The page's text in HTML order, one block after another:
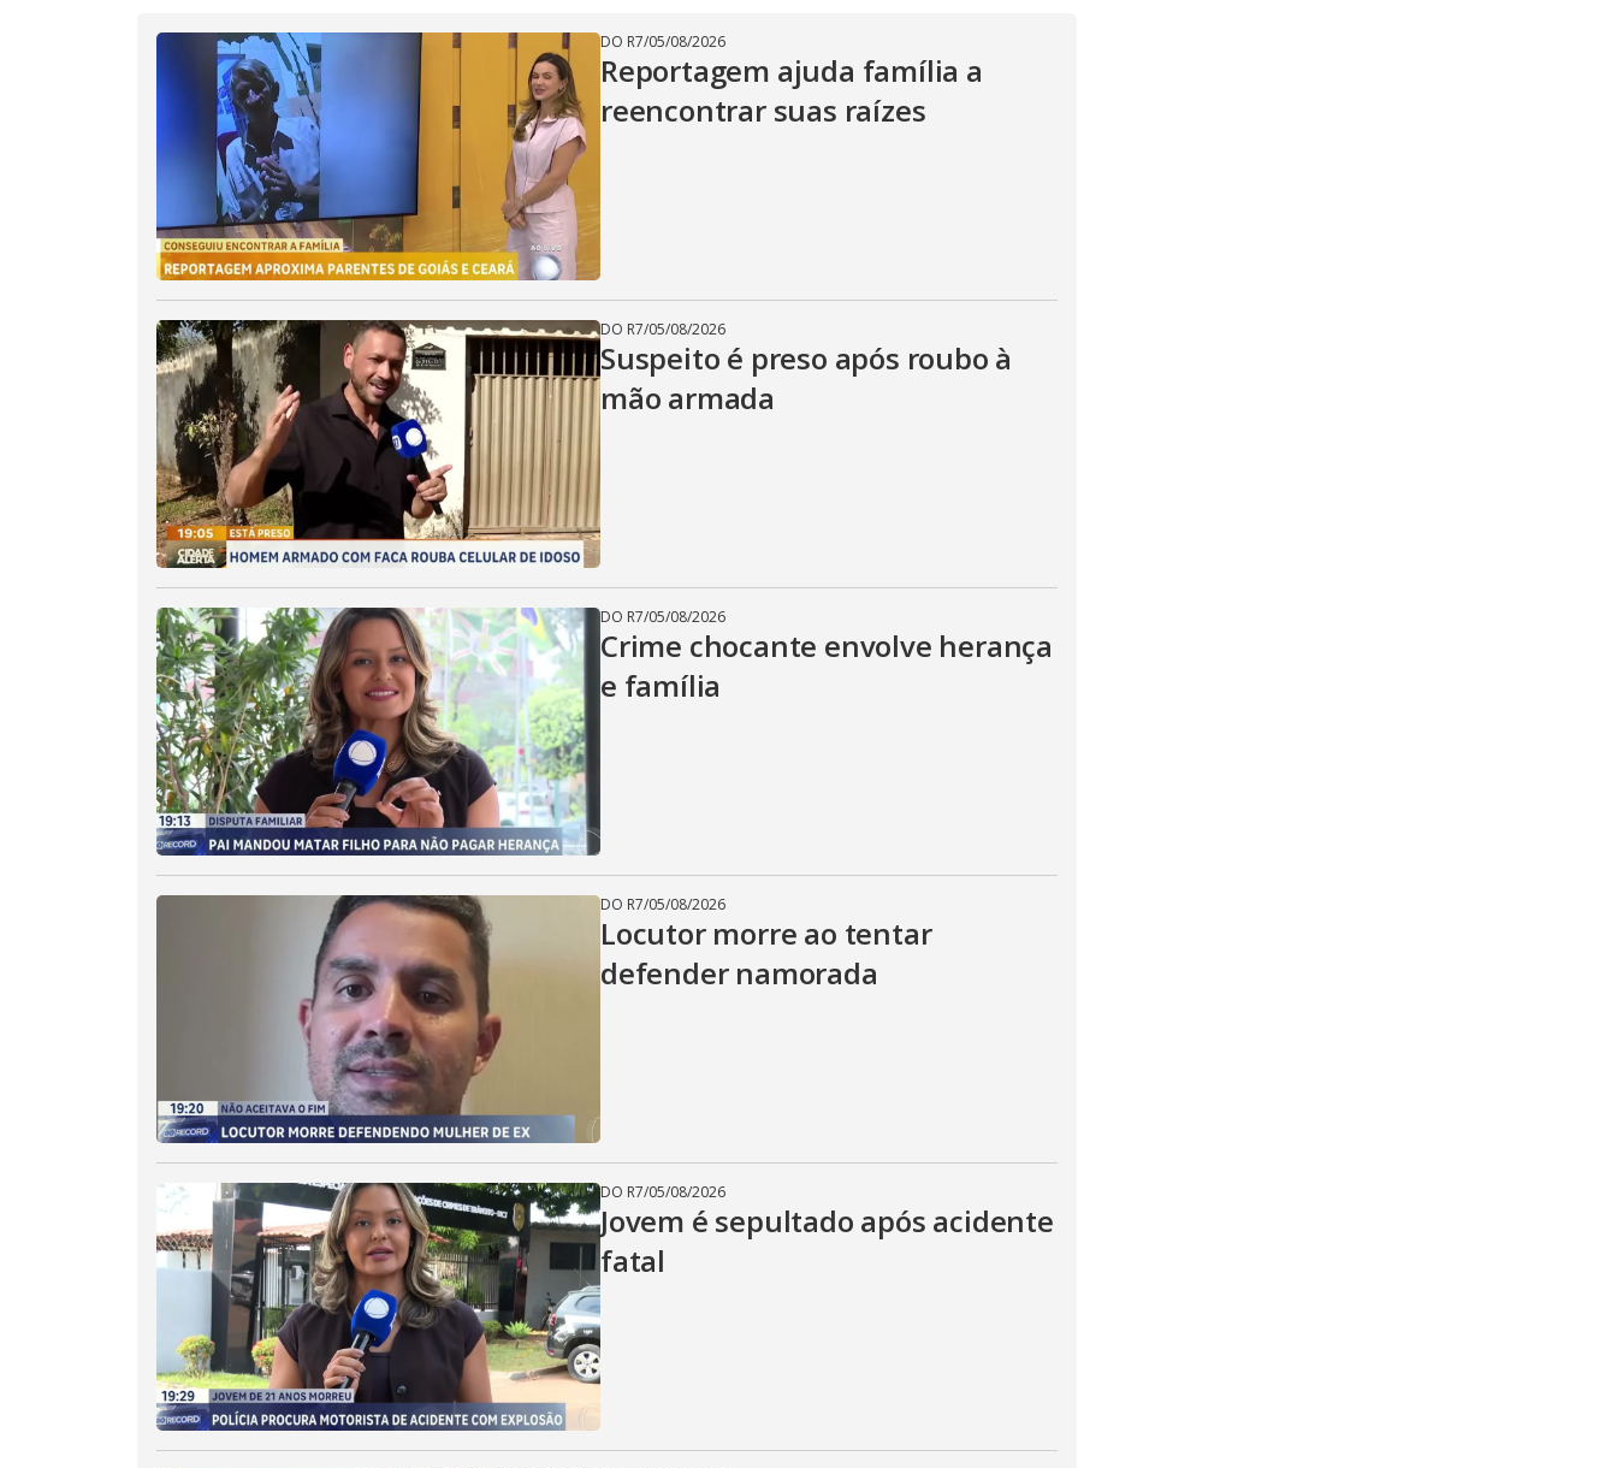
DO R7/05/08/2026
Reportagem ajuda família a
reencontrar suas raízes
DO R7/05/08/2026
Suspeito é preso após roubo à
mão armada
DO R7/05/08/2026
Crime chocante envolve herança
e família
DO R7/05/08/2026
Locutor morre ao tentar
defender namorada
DO R7/05/08/2026
Jovem é sepultado após acidente
fatal